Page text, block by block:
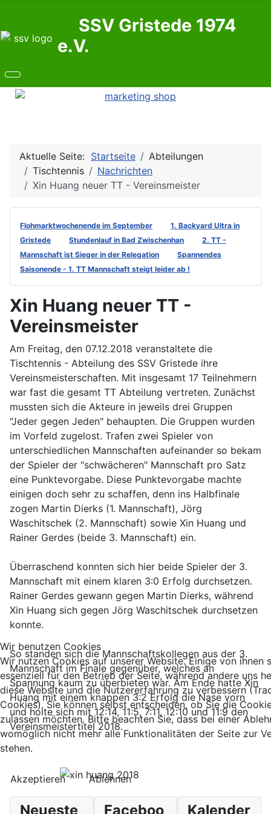
SSV Gristede 1974
e.V.
Aktuelle Seite: Startseite
Abteilungen
Tischtennis
Nachrichten
Xin Huang neuer TT - Vereinsmeister
Flohmarktwochenende im September
1. Backyard Ultra in
Gristede
Stundenlauf in Bad Zwischenhan
2. TT -
Mannschaft ist Sieger in der Relegation
Spannendes
Saisonende - 1. TT Mannschaft steigt leider ab !
Xin Huang neuer TT -
Vereinsmeister
Am Freitag, den 07.12.2018 veranstaltete die
Tischtennis - Abteilung des SSV Gristede ihre
Vereinsmeisterschaften. Mit insgesamt 17 Teilnehmern
war fast die gesamt TT Abteilung vertreten. Zunächst
mussten sich die Akteure in jeweils drei Gruppen
"Jeder gegen Jeden" behaupten. Die Gruppen wurden
im Vorfeld zugelost. Trafen zwei Spieler von
unterschiedlichen Mannschaften aufeinander so bekam
der Spieler der "schwächeren" Mannschaft pro Satz
eine Punktevorgabe. Diese Punktevorgabe machte
einigen doch sehr zu schaffen, denn ins Halbfinale
zogen Martin Dierks (1. Mannschaft), Jörg
Waschitschek (2. Mannschaft) sowie Xin Huang und
Rainer Gerdes (beide 3. Mannschaft) ein.
Überraschend konnten sich hier beide Spieler der 3.
Mannschaft mit einem klaren 3:0 Erfolg durchsetzen.
Rainer Gerdes gewann gegen Martin Dierks, während
Xin Huang sich gegen Jörg Waschitschek durchsetzen
konnte.
So standen sich die Mannschaftskollegen aus der 3.
Mannschaft im Finale gegenüber, welches an
Spannung kaum zu überbieten war. Am Ende hatte Xin
Huang mit einem knappen 3:2 Erfolg die Nase vorn
und holte sich mit 12:14, 11:5, 7:11, 12:10 und 11:9 den
Vereinsmeistertitel 2018.
Neueste
Faceboo
Kalender
Wir benutzen Cookies
Wir nutzen Cookies auf unserer Website. Einige von ihnen
essenziell für den Betrieb der Seite, während andere uns
diese Website und die Nutzererfahrung zu verbessern
Cookies). Sie können selbst entscheiden, ob Sie die
zulassen möchten. Bitte beachten Sie, dass bei einer
womöglich nicht mehr alle Funktionalitäten der Seite zur
stehen.
Akzeptieren Ablehnen